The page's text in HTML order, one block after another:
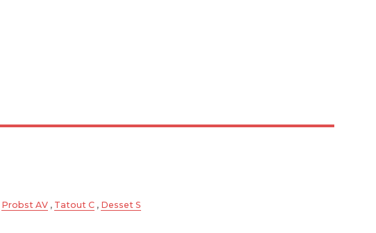
Probst AV , Tatout C , Desset S